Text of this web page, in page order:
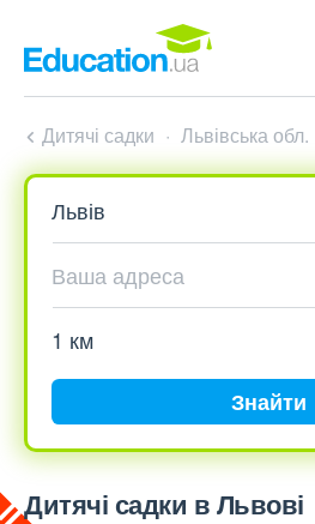
Дитячі садки Львівська обл.
Знайти
Дитячі садки в Львові